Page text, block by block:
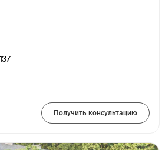
137
Получить консультацию